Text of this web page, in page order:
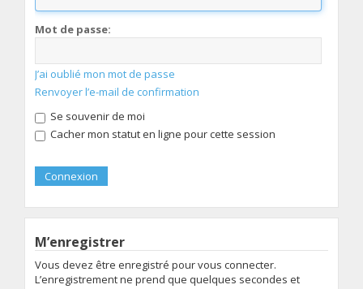
Mot de passe:
J’ai oublié mon mot de passe
Renvoyer l’e-mail de confirmation
Se souvenir de moi
Cacher mon statut en ligne pour cette session
M’enregistrer
Vous devez être enregistré pour vous connecter.
L’enregistrement ne prend que quelques secondes et